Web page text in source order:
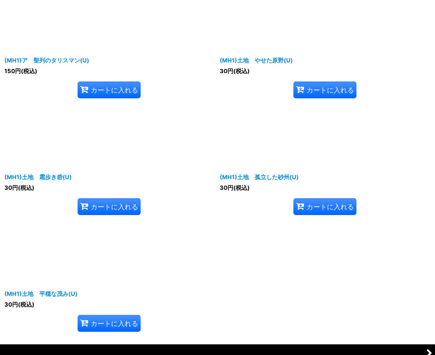
(MH1)ア 聖列のタリスマン(U)
150円(税込)
カートに入れる
(MH1)土地 やせた原野(U)
30円(税込)
カートに入れる
(MH1)土地 霜歩き砦(U)
30円(税込)
カートに入れる
(MH1)土地 孤立した砂州(U)
30円(税込)
カートに入れる
(MH1)土地 平穏な茂み(U)
30円(税込)
カートに入れる